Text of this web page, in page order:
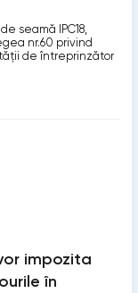
seamă IPC18,
nr.60 privind
de întreprinzător
impozita
în